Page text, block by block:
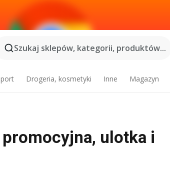
Szukaj sklepów, kategorii, produktów...
Drogeria, kosmetyki Inne Magazyn
ulotka i